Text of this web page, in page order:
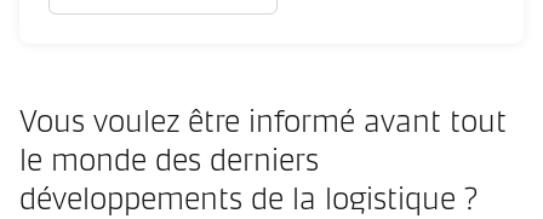
Vous voulez être informé avant tout
le monde des derniers
développements de la logistique ?